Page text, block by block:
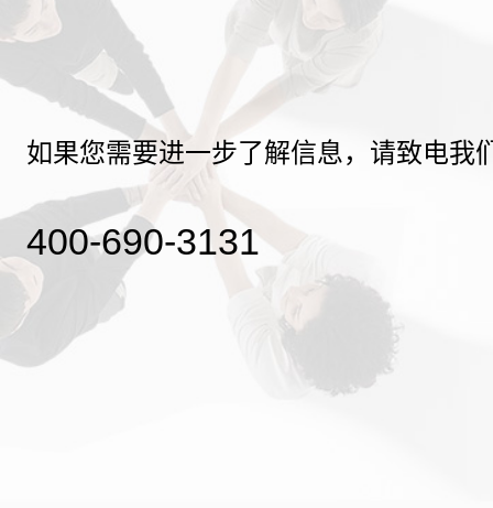
如果您需要进一步了解信息，请致电我
400-690-3131